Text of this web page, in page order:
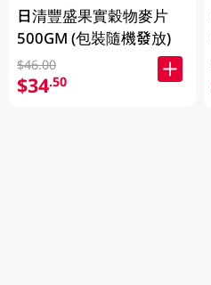
日清豐盛果實穀物麥片
500GM (包裝隨機發放)
$46.00
$34.50